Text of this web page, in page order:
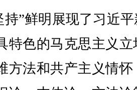
持”鲜明展现了习近
特色的马克思主义
方法和共产主义情